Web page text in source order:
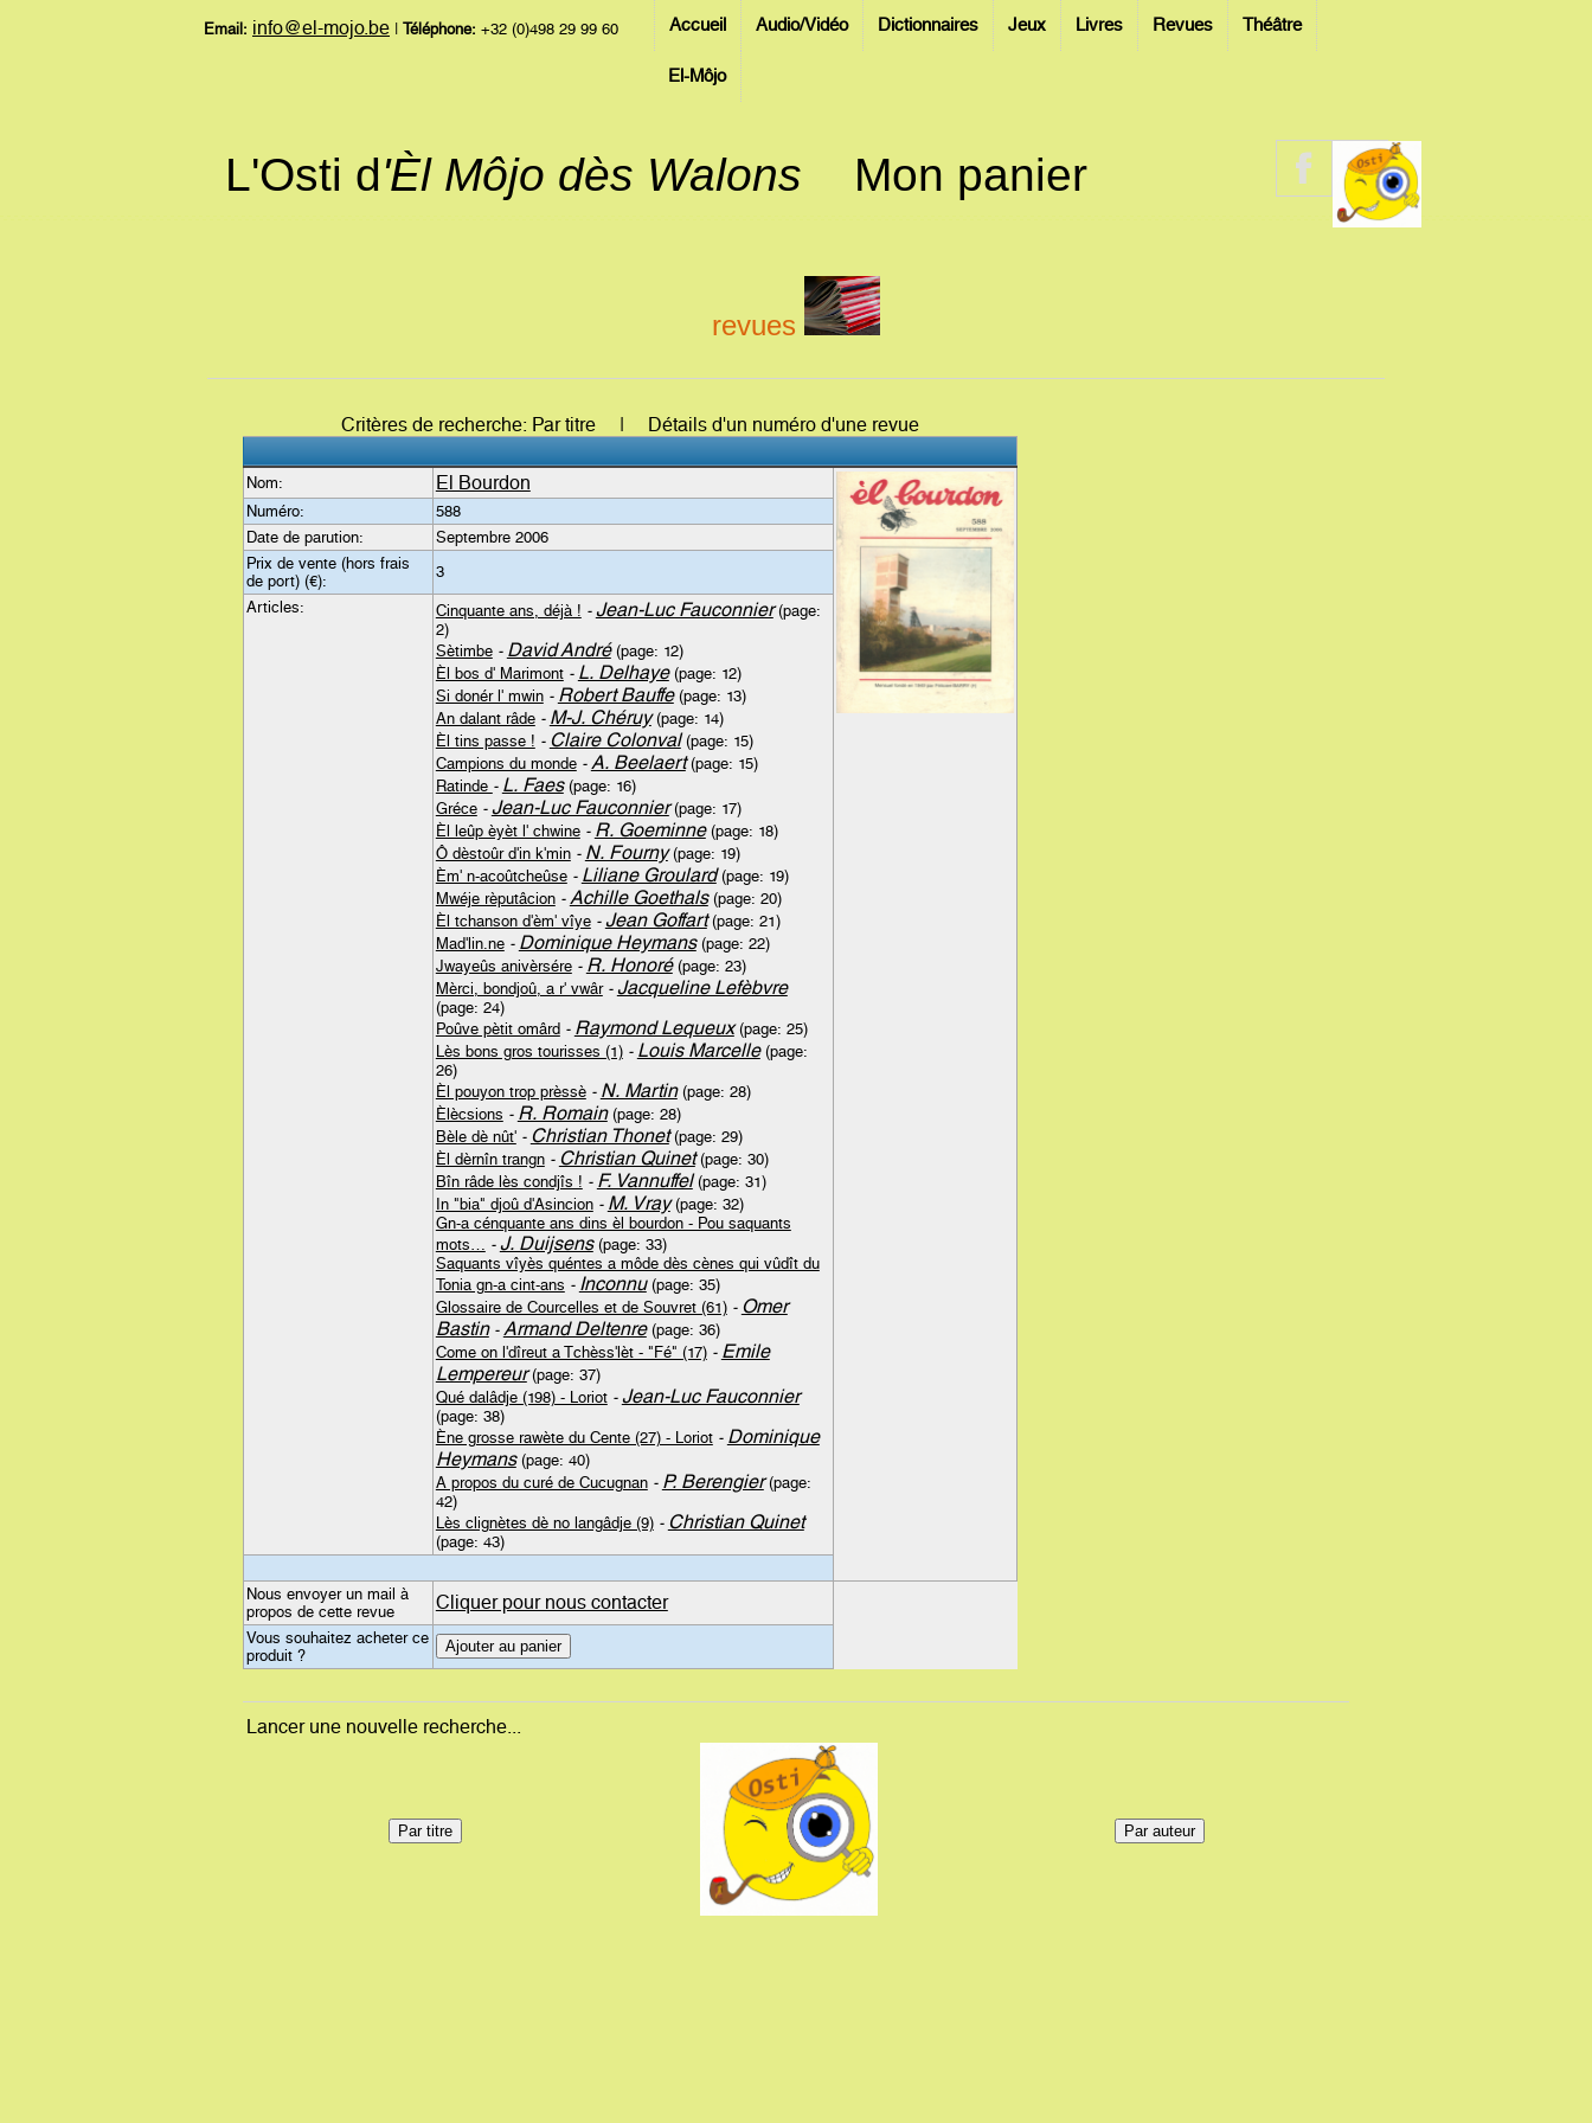
Email: info@el-mojo.be Téléphone: +32 (0)498 29 99 60 Accueil Audio/Vidéo Dictionnaires Jeux Livres Revues Théâtre
El-Môjo
L'Osti d'Èl Môjo dès Walons Mon panier
revues
Critères de recherche: Par titre | Détails d'un numéro d'une revue
Nom: El Bourdon
Numéro:
588
Date de parution:
Septembre 2006
Prix de vente (hors frais
de port) (€):
3
Articles:
Cinquante ans, déjà ! - Jean-Luc Fauconnier(page:
2)
Sètimbe - David André(page: 12)
Èl bos d' Marimont - L. Delhaye(page: 12)
Si donér l' mwin - Robert Bauffe(page: 13)
An dalant râde - M-J. Chéruy(page: 14)
Èl tins passe ! - Claire Colonval(page: 15)
Campions du monde - A. Beelaert(page: 15)
Ratinde - L. Faes(page: 16)
Gréce - Jean-Luc Fauconnier(page: 17)
Èl leûp èyèt l' chwine - R. Goeminne(page: 18)
Ô dèstoûr d'in k'min - N. Fourny(page: 19)
Èm' n-acoûtcheûse - Liliane Groulard(page: 19)
Mwéje rèputâcion - Achille Goethals(page: 20)
Èl tchanson d'èm' vîye - Jean Goffart(page: 21)
Mad'lin.ne - Dominique Heymans(page: 22)
Jwayeûs anivèrsére - R. Honoré(page: 23)
Mèrci, bondjoû, a r' vwâr - Jacqueline Lefèbvre
(page: 24)
Poûve pètit omârd - Raymond Lequeux(page: 25)
Lès bons gros tourisses (1) - Louis Marcelle(page:
26)
Èl pouyon trop prèssè - N. Martin(page: 28)
Èlècsions - R. Romain(page: 28)
Bèle dè nût' - Christian Thonet(page: 29)
Èl dèrnîn trangn - Christian Quinet(page: 30)
Bîn râde lès condjîs ! - F. Vannuffel(page: 31)
In "bia" djoû d'Asincion - M. Vray(page: 32)
Gn-a cénquante ans dins èl bourdon - Pou saquants
mots… - J. Duijsens(page: 33)
Saquants vîyès quéntes a môde dès cènes qui vûdît du
Tonia gn-a cint-ans - Inconnu(page: 35)
Glossaire de Courcelles et de Souvret (61) - Omer
Bastin- Armand Deltenre(page: 36)
Come on l'dîreut a Tchèss'lèt - "Fé" (17) - Emile
Lempereur(page: 37)
Qué dalâdje (198) - Loriot - Jean-Luc Fauconnier
(page: 38)
Ène grosse rawète du Cente (27) - Loriot - Dominique
Heymans(page: 40)
A propos du curé de Cucugnan - P. Berengier(page:
42)
Lès clignètes dè no langâdje (9) - Christian Quinet
(page: 43)
Nous envoyer un mail à
propos de cette revue
Cliquer pour nous contacter
Vous souhaitez acheter ce
produit ?
Lancer une nouvelle recherche...